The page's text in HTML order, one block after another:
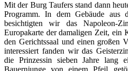
Mit der Burg Taufers stand dann
Programm. In dem Gebäude aus
besichtigten wir das Napoleon-
Europakarte der damaligen Zeit, ein
den Gerichtssaal und einen großen
interessiert fanden wir das
die Prinzessin sieben Jahre lang